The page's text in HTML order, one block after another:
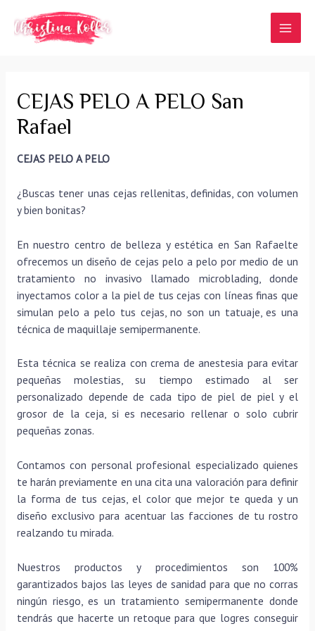
contenido
CEJAS PELO A PELO San
Rafael
CEJAS PELO A PELO
¿Buscas tener unas cejas rellenitas, definidas, con volumen
y bien bonitas?
En nuestro centro de belleza y estética en San Rafaelte
ofrecemos un diseño de cejas pelo a pelo por medio de un
tratamiento no invasivo llamado microblading, donde
inyectamos color a la piel de tus cejas con líneas finas que
simulan pelo a pelo tus cejas, no son un tatuaje, es una
técnica de maquillaje semipermanente.
Esta técnica se realiza con crema de anestesia para evitar
pequeñas molestias, su tiempo estimado al ser
personalizado depende de cada tipo de piel de piel y el
grosor de la ceja, si es necesario rellenar o solo cubrir
pequeñas zonas.
Contamos con personal profesional especializado quienes
te harán previamente en una cita una valoración para definir
la forma de tus cejas, el color que mejor te queda y un
diseño exclusivo para acentuar las facciones de tu rostro
realzando tu mirada.
Nuestros productos y procedimientos son 100%
garantizados bajos las leyes de sanidad para que no corras
ningún riesgo, es un tratamiento semipermanente donde
tendrás que hacerte un retoque para que logres conseguir